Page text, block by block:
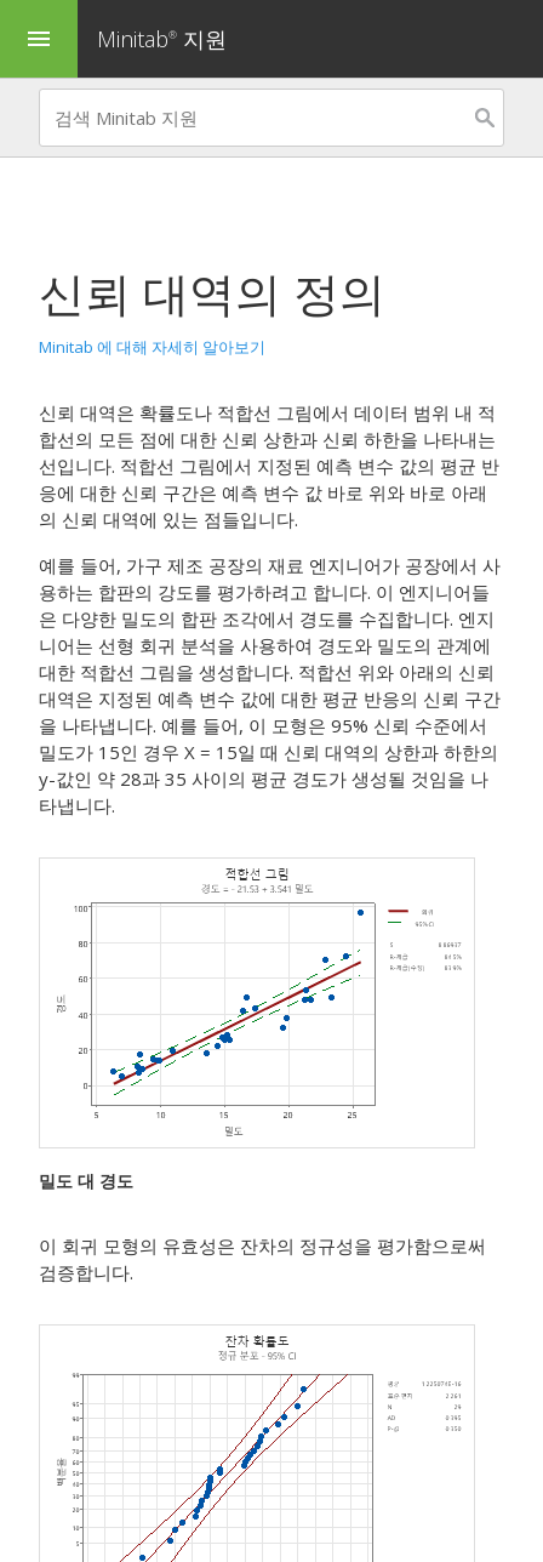
menu Minitab® 지원
신뢰 대역의 정의
Minitab 에 대해 자세히 알아보기
신뢰 대역은 확률도나 적합선 그림에서 데이터 범위 내 적
합선의 모든 점에 대한 신뢰 상한과 신뢰 하한을 나타내는
선입니다. 적합선 그림에서 지정된 예측 변수 값의 평균 반
응에 대한 신뢰 구간은 예측 변수 값 바로 위와 바로 아래
의 신뢰 대역에 있는 점들입니다.
예를 들어, 가구 제조 공장의 재료 엔지니어가 공장에서 사
용하는 합판의 강도를 평가하려고 합니다. 이 엔지니어들
은 다양한 밀도의 합판 조각에서 경도를 수집합니다. 엔지
니어는 선형 회귀 분석을 사용하여 경도와 밀도의 관계에
대한 적합선 그림을 생성합니다. 적합선 위와 아래의 신뢰
대역은 지정된 예측 변수 값에 대한 평균 반응의 신뢰 구간
을 나타냅니다. 예를 들어, 이 모형은 95% 신뢰 수준에서
밀도가 15인 경우 X = 15일 때 신뢰 대역의 상한과 하한의
y-값인 약 28과 35 사이의 평균 경도가 생성될 것임을 나
타냅니다.
밀도 대 경도
이 회귀 모형의 유효성은 잔차의 정규성을 평가함으로써
검증합니다.